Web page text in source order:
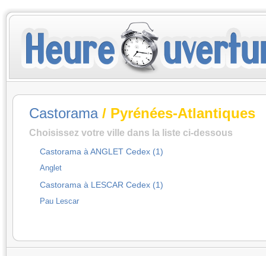
Castorama/ Pyrénées-Atlantiques
Choisissez votre ville dans la liste ci-dessous
Castorama à ANGLET Cedex (1)
Anglet
Castorama à LESCAR Cedex (1)
Pau Lescar